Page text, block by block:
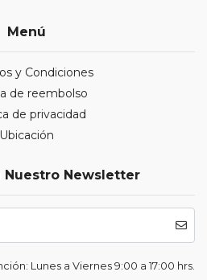
Menú
y Condiciones
de reembolso
de privacidad
Ubicación
Nuestro Newsletter
Lunes a Viernes 9:00 a 17:00 hrs.